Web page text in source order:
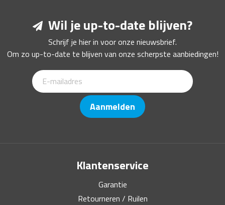
Wil je up-to-date blijven?
Schrijf je hier in voor onze nieuwsbrief.
Om zo up-to-date te blijven van onze scherpste aanbiedingen!
Aanmelden
Klantenservice
Garantie
Retourneren / Ruilen